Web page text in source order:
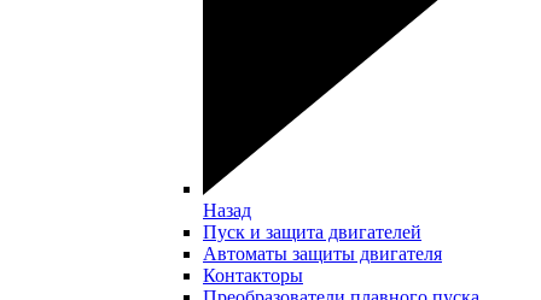
Назад
Пуск и защита двигателей
Автоматы защиты двигателя
Контакторы